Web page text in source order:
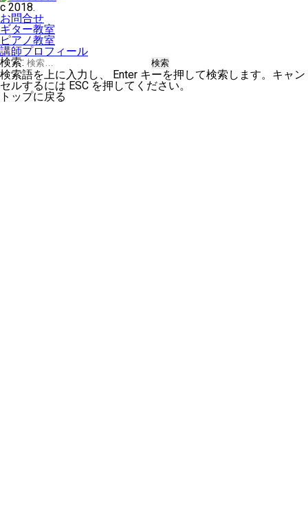
c 2018.
お問合せ
ギター教室
ピアノ教室
講師プロフィール
検索:
検索語を上に入力し、 Enter キーを押して検索します。キャン
セルするには ESC を押してください。
トップに戻る